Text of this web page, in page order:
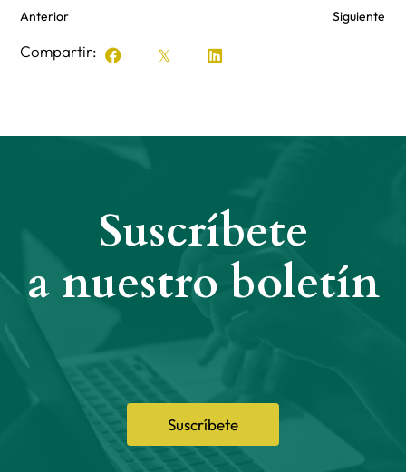
Anterior Siguiente
Compartir:
Suscríbete
Suscríbete
a nuestro boletín